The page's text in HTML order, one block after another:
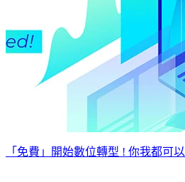
「免費」開始數位轉型 ! 你我都可以